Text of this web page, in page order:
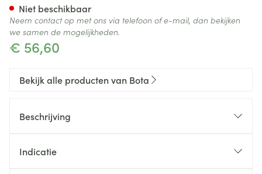
€ 56,60
Niet beschikbaar
Neem contact op met ons via telefoon of e-mail, dan bekijken
we samen de mogelijkheden.
Bekijk alle producten van Bota
Beschrijving
Indicatie